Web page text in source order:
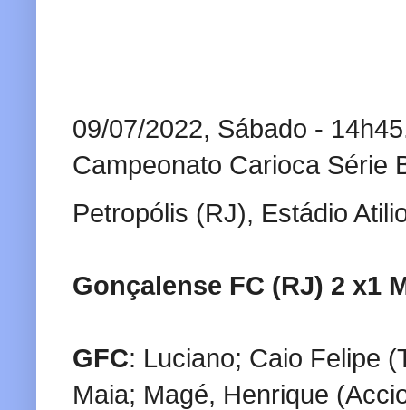
09/07/2022, Sábado -
Campeonato Carioca Série
Petropólis (RJ), Estádio
Gonçalense FC (RJ) 2 x1
GFC: Luciano; Caio Felipe
Maia; Magé, Henrique